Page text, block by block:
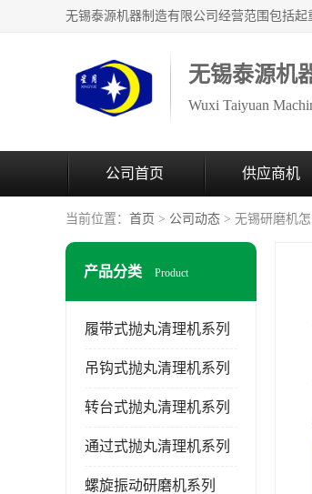
无锡泰源机
Wuxi Taiyuan
公司首页 供应商机
当前位置： 首页 > 公司动态 > 无锡研磨机
产品分类 Product
履带式抛丸清理机系列
吊钩式抛丸清理机系列
转台式抛丸清理机系列
通过式抛丸清理机系列
螺旋振动研磨机系列